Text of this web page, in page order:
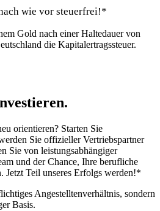
wie vor steuerfrei!*
Gold nach einer Haltedauer von
die Kapitalertragssteuer.
orientieren? Starten Sie
Sie offizieller Vertriebspartner
Sie von leistungsabhängiger
und der Chance, Ihre berufliche
Jetzt Teil unseres Erfolgs werden!*
Angestelltenverhältnis, sondern
Basis.